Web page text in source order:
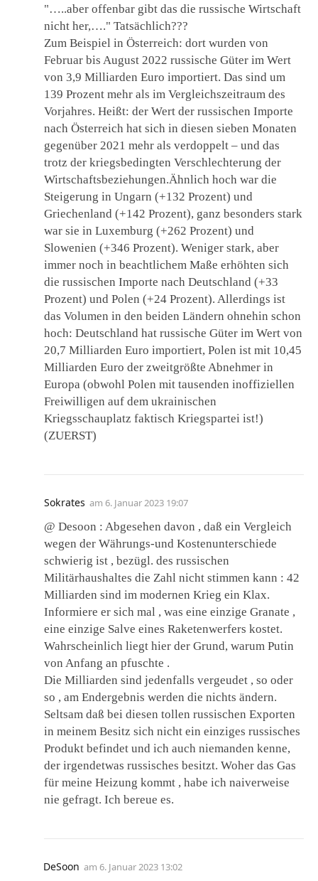
"…..aber offenbar gibt das die russische Wirtschaft
nicht her,…." Tatsächlich???
Zum Beispiel in Österreich: dort wurden von
Februar bis August 2022 russische Güter im Wert
von 3,9 Milliarden Euro importiert. Das sind um
139 Prozent mehr als im Vergleichszeitraum des
Vorjahres. Heißt: der Wert der russischen Importe
nach Österreich hat sich in diesen sieben Monaten
gegenüber 2021 mehr als verdoppelt – und das
trotz der kriegsbedingten Verschlechterung der
Wirtschaftsbeziehungen.Ähnlich hoch war die
Steigerung in Ungarn (+132 Prozent) und
Griechenland (+142 Prozent), ganz besonders stark
war sie in Luxemburg (+262 Prozent) und
Slowenien (+346 Prozent). Weniger stark, aber
immer noch in beachtlichem Maße erhöhten sich
die russischen Importe nach Deutschland (+33
Prozent) und Polen (+24 Prozent). Allerdings ist
das Volumen in den beiden Ländern ohnehin schon
hoch: Deutschland hat russische Güter im Wert von
20,7 Milliarden Euro importiert, Polen ist mit 10,45
Milliarden Euro der zweitgrößte Abnehmer in
Europa (obwohl Polen mit tausenden inoffiziellen
Freiwilligen auf dem ukrainischen
Kriegsschauplatz faktisch Kriegspartei ist!)
(ZUERST)
Sokrates am 6. Januar 2023 19:07
@ Desoon : Abgesehen davon , daß ein Vergleich
wegen der Währungs-und Kostenunterschiede
schwierig ist , bezügl. des russischen
Militärhaushaltes die Zahl nicht stimmen kann : 42
Milliarden sind im modernen Krieg ein Klax.
Informiere er sich mal , was eine einzige Granate ,
eine einzige Salve eines Raketenwerfers kostet.
Wahrscheinlich liegt hier der Grund, warum Putin
von Anfang an pfuschte .
Die Milliarden sind jedenfalls vergeudet , so oder
so , am Endergebnis werden die nichts ändern.
Seltsam daß bei diesen tollen russischen Exporten
in meinem Besitz sich nicht ein einziges russisches
Produkt befindet und ich auch niemanden kenne,
der irgendetwas russisches besitzt. Woher das Gas
für meine Heizung kommt , habe ich naiverweise
nie gefragt. Ich bereue es.
DeSoon am 6. Januar 2023 13:02